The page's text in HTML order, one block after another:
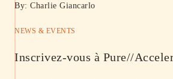
By: Charlie Giancarlo
NEWS & EVENTS
Inscrivez-vous à Pure//